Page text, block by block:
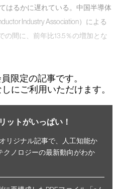
はるかに遅れている。中国半導体
Industry Association）による
の間に、前年比13.5％の増加とな
限定の記事です。
にご利用いただけます。
ットがいっぱい！
リジナル記事で、人工知能か
クノロジーの最新動向がわか